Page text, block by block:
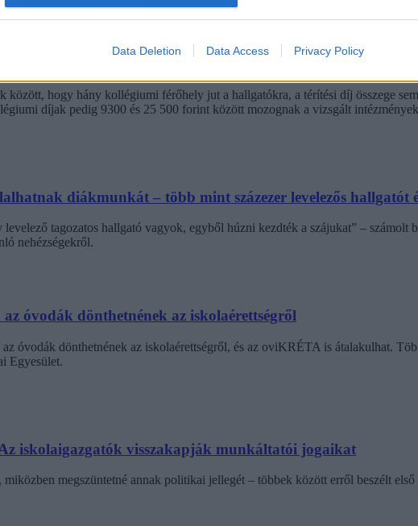
Data Deletion Data Access Privacy Policy
mint ahány kollégiumi férőhely összesen van
között, hogy hány kollégiumi férőhely jut a hallgatókra, a térítési díj összege
díjak pedig 9300 és 25 500 forint között mozognak a vizsgált
diákmunkát – több mint százezer levelezős hallgatót
tagozatos hallgató vagyok, egyből húzni kezdték a szájukat” – számolt
nehézségekről.
óvodák dönthetnének az iskolaérettségről
óvodák dönthetnének az iskolaérettségről, és az oviKRÉTA is átalakulhat.
Egyesület.
iskolaigazgatók visszakapják munkáltatói jogaikat
megszüntetné annak politikai jellegét – többek között erről beszélt